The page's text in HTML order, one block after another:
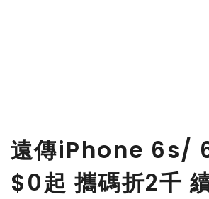
遠傳iPhone 6s/
$0起 攜碼折2千